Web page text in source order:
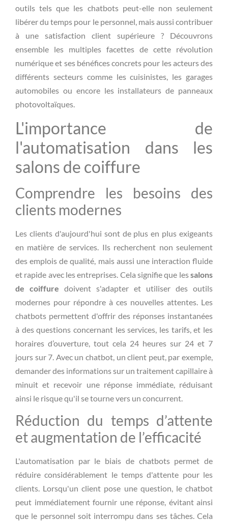
outils tels que les chatbots peut-elle non seulement
libérer du temps pour le personnel, mais aussi contribuer
à une satisfaction client supérieure ? Découvrons
ensemble les multiples facettes de cette révolution
numérique et ses bénéfices concrets pour les acteurs des
différents secteurs comme les cuisinistes, les garages
automobiles ou encore les installateurs de panneaux
photovoltaïques.
L'importance de
l'automatisation dans les
salons de coiffure
Comprendre les besoins des
clients modernes
Les clients d'aujourd'hui sont de plus en plus exigeants
en matière de services. Ils recherchent non seulement
des emplois de qualité, mais aussi une interaction fluide
et rapide avec les entreprises. Cela signifie que lessalons
de coiffure doivent s'adapter et utiliser des outils
modernes pour répondre à ces nouvelles attentes. Les
chatbots permettent d'offrir des réponses instantanées
à des questions concernant les services, les tarifs, et les
horaires d’ouverture, tout cela 24 heures sur 24 et 7
jours sur 7. Avec un chatbot, un client peut, par exemple,
demander des informations sur un traitement capillaire à
minuit et recevoir une réponse immédiate, réduisant
ainsi le risque qu'il se tourne vers un concurrent.
Réduction du temps d’attente
et augmentation de l’efficacité
L'automatisation par le biais de chatbots permet de
réduire considérablement le temps d'attente pour les
clients. Lorsqu'un client pose une question, le chatbot
peut immédiatement fournir une réponse, évitant ainsi
que le personnel soit interrompu dans ses tâches. Cela